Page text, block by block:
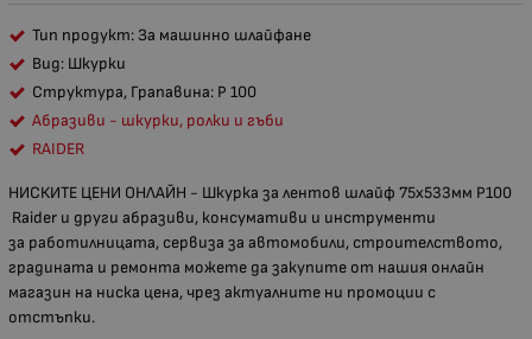
Тип продукт: За машинно шлайфане
Вид: Шкурки
Структура, Грапавина: P 100
Абразиви - шкурки, ролки и гъби
RAIDER
НИСКИТЕ ЦЕНИ ОНЛАЙН - Шкурка за лентов шлайф 75х533мм P100​
Raider и други абразиви, консумативи и инструменти
за работилницата, сервиза за автомобили, строителството,
градината и ремонта можете да закупите от нашия онлайн
магазин на ниска цена, чрез актуалните ни промоции с
отстъпки.